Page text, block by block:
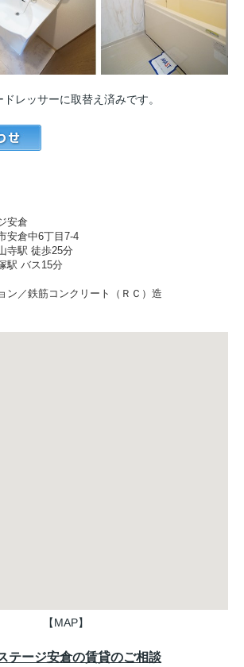
レッサーに取替え済みです。
安倉
安倉中6丁目7-4
寺駅 徒歩25分
バス15分
ン／鉄筋コンクリート（ＲＣ）造
【MAP】
テージ安倉の賃貸のご相談